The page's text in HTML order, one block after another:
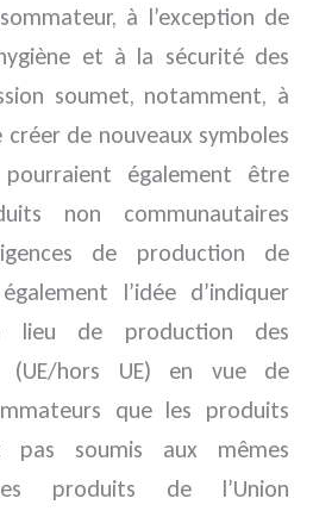
à l’exception de
et à la sécurité des
soumet, notamment, à
créer de nouveaux symboles
également être
non communautaires
de production de
l’idée d’indiquer
lieu de production des
(UE/hors UE) en vue de
que les produits
soumis aux mêmes
produits de l’Union